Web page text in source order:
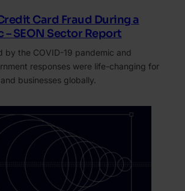
Card Fraud During a
– SEON Sector Report
by the COVID-19 pandemic and
responses were life-changing for
businesses globally.